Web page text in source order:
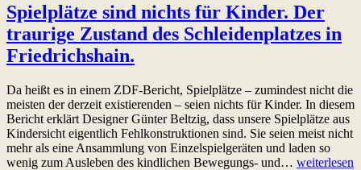
Spielplätze sind nichts für Kinder. Der
traurige Zustand des Schleidenplatzes in
Friedrichshain.
Da heißt es in einem ZDF-Bericht, Spielplätze – zumindest nicht die
meisten der derzeit existierenden – seien nichts für Kinder. In diesem
Bericht erklärt Designer Günter Beltzig, dass unsere Spielplätze aus
Kindersicht eigentlich Fehlkonstruktionen sind. Sie seien meist nicht
mehr als eine Ansammlung von Einzelspielgeräten und laden so
wenig zum Ausleben des kindlichen Bewegungs- und… Spielplätze
weiterlesen